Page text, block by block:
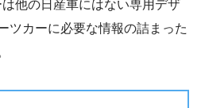
他の日産車にはない専用デザ
ツカーに必要な情報の詰まった